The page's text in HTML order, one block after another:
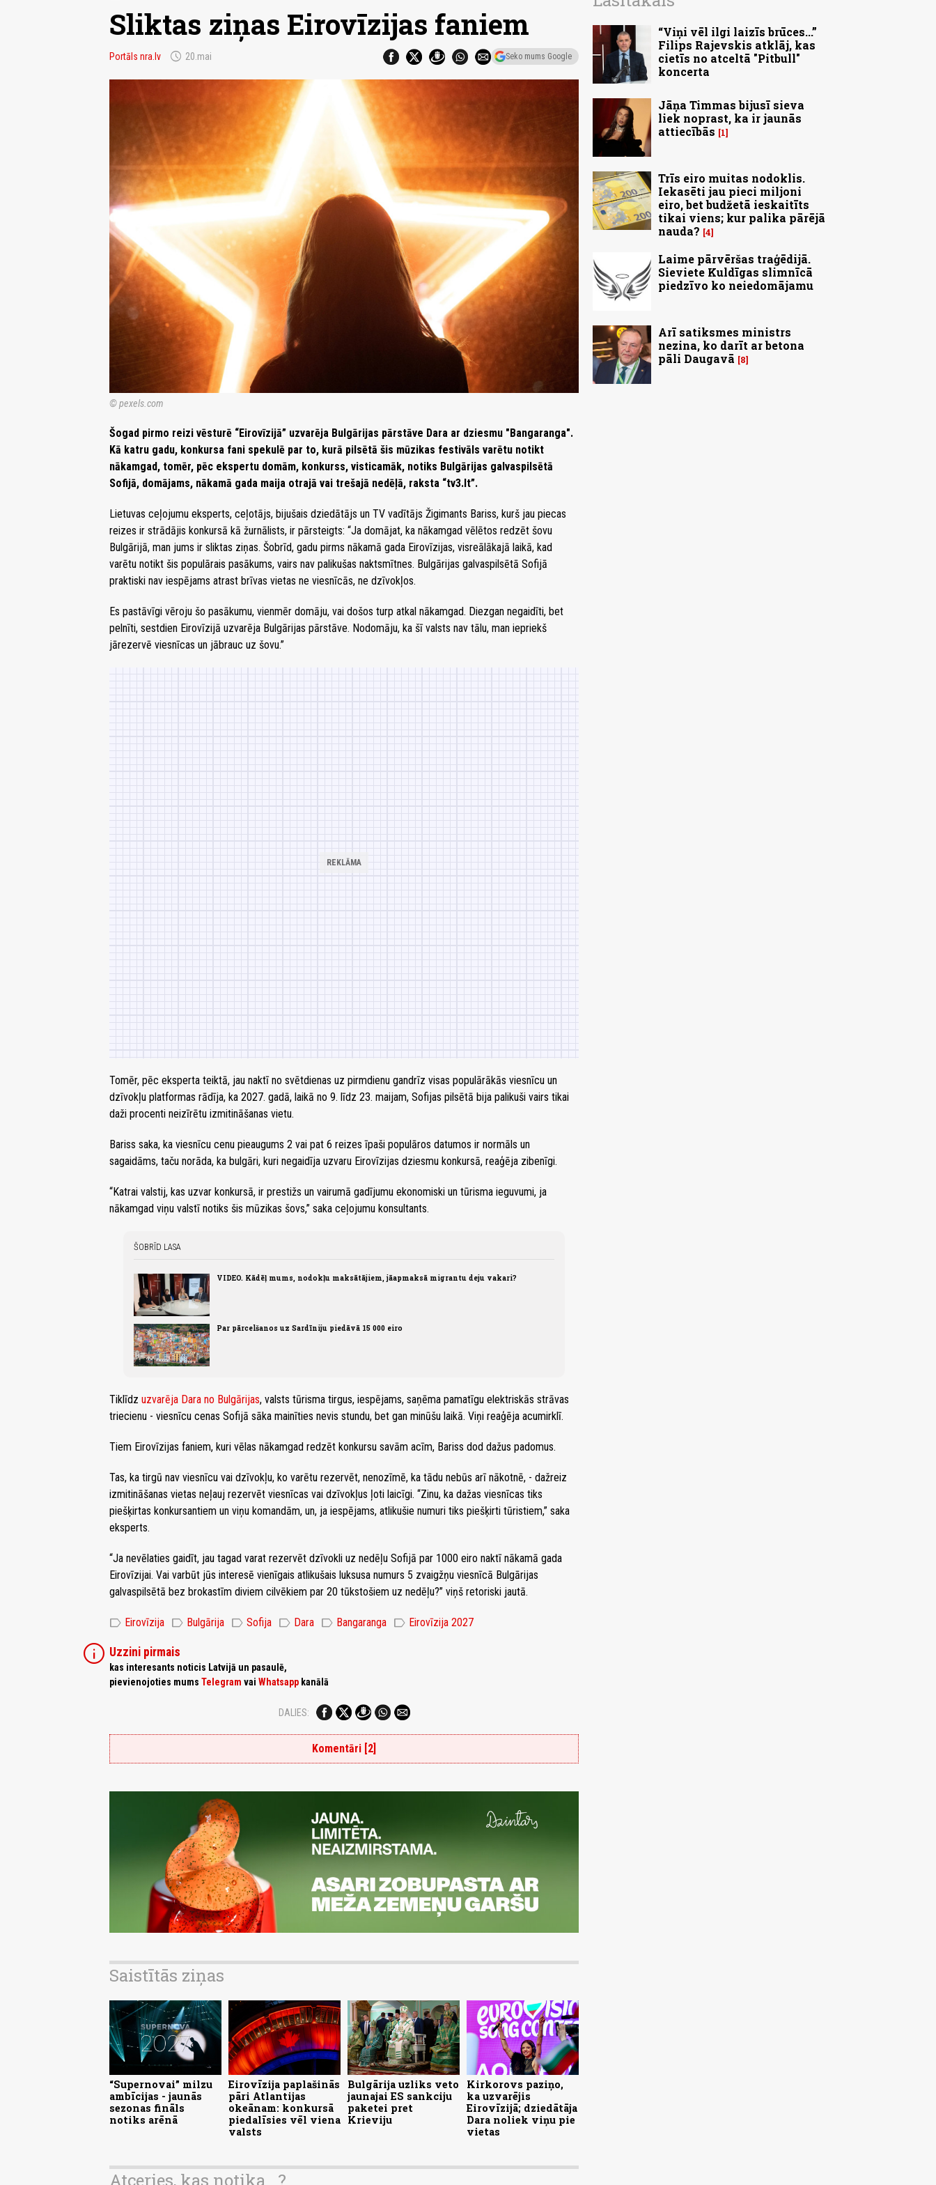
Sliktas ziņas Eirovīzijas faniem
Portāls nra.lv schedule 20.mai Seko mums Google
© pexels.com
Šogad pirmo reizi vēsturē “Eirovīzijā” uzvarēja Bulgārijas pārstāve Dara ar dziesmu "Bangaranga".
Kā katru gadu, konkursa fani spekulē par to, kurā pilsētā šis mūzikas festivāls varētu notikt
nākamgad, tomēr, pēc ekspertu domām, konkurss, visticamāk, notiks Bulgārijas galvaspilsētā
Sofijā, domājams, nākamā gada maija otrajā vai trešajā nedēļā, raksta “tv3.lt”.
Lietuvas ceļojumu eksperts, ceļotājs, bijušais dziedātājs un TV vadītājs Žigimants Bariss, kurš jau piecas
reizes ir strādājis konkursā kā žurnālists, ir pārsteigts: “Ja domājat, ka nākamgad vēlētos redzēt šovu
Bulgārijā, man jums ir sliktas ziņas. Šobrīd, gadu pirms nākamā gada Eirovīzijas, visreālākajā laikā, kad
varētu notikt šis populārais pasākums, vairs nav palikušas naktsmītnes. Bulgārijas galvaspilsētā Sofijā
praktiski nav iespējams atrast brīvas vietas ne viesnīcās, ne dzīvokļos.
Es pastāvīgi vēroju šo pasākumu, vienmēr domāju, vai došos turp atkal nākamgad. Diezgan negaidīti, bet
pelnīti, sestdien Eirovīzijā uzvarēja Bulgārijas pārstāve. Nodomāju, ka šī valsts nav tālu, man iepriekš
jārezervē viesnīcas un jābrauc uz šovu.”
Tomēr, pēc eksperta teiktā, jau naktī no svētdienas uz pirmdienu gandrīz visas populārākās viesnīcu un
dzīvokļu platformas rādīja, ka 2027. gadā, laikā no 9. līdz 23. maijam, Sofijas pilsētā bija palikuši vairs tikai
daži procenti neizīrētu izmitināšanas vietu.
Bariss saka, ka viesnīcu cenu pieaugums 2 vai pat 6 reizes īpaši populāros datumos ir normāls un
sagaidāms, taču norāda, ka bulgāri, kuri negaidīja uzvaru Eirovīzijas dziesmu konkursā, reaģēja zibenīgi.
“Katrai valstij, kas uzvar konkursā, ir prestižs un vairumā gadījumu ekonomiski un tūrisma ieguvumi, ja
nākamgad viņu valstī notiks šis mūzikas šovs,” saka ceļojumu konsultants.
ŠOBRĪD LASA
VIDEO. Kādēļ mums, nodokļu maksātājiem, jāapmaksā migrantu deju vakari?
Par pārcelšanos uz Sardīniju piedāvā 15 000 eiro
Tiklīdz uzvarēja Dara no Bulgārijas, valsts tūrisma tirgus, iespējams, saņēma pamatīgu elektriskās strāvas
triecienu - viesnīcu cenas Sofijā sāka mainīties nevis stundu, bet gan minūšu laikā. Viņi reaģēja acumirklī.
Tiem Eirovīzijas faniem, kuri vēlas nākamgad redzēt konkursu savām acīm, Bariss dod dažus padomus.
Tas, ka tirgū nav viesnīcu vai dzīvokļu, ko varētu rezervēt, nenozīmē, ka tādu nebūs arī nākotnē, - dažreiz
izmitināšanas vietas neļauj rezervēt viesnīcas vai dzīvokļus ļoti laicīgi. “Zinu, ka dažas viesnīcas tiks
piešķirtas konkursantiem un viņu komandām, un, ja iespējams, atlikušie numuri tiks piešķirti tūristiem,” saka
eksperts.
“Ja nevēlaties gaidīt, jau tagad varat rezervēt dzīvokli uz nedēļu Sofijā par 1000 eiro naktī nākamā gada
Eirovīzijai. Vai varbūt jūs interesē vienīgais atlikušais luksusa numurs 5 zvaigžņu viesnīcā Bulgārijas
galvaspilsētā bez brokastīm diviem cilvēkiem par 20 tūkstošiem uz nedēļu?” viņš retoriski jautā.
label Eirovīzija label Bulgārija label Sofija label Dara label Bangaranga label Eirovīzija 2027
info Uzzini pirmais
kas interesants noticis Latvijā un pasaulē,
pievienojoties mums Telegram vai Whatsapp kanālā
DALIES:
Komentāri [2]
Saistītās ziņas
“Supernovai” milzu
ambīcijas - jaunās
sezonas fināls
notiks arēnā
Eirovīzija paplašinās
pāri Atlantijas
okeānam: konkursā
piedalīsies vēl viena
valsts
Bulgārija uzliks veto
jaunajai ES sankciju
paketei pret
Krieviju
Kirkorovs paziņo,
ka uzvarējis
Eirovīzijā; dziedātāja
Dara noliek viņu pie
vietas
Atceries, kas notika...?
“Viņi vēl ilgi laizīs brūces...”
Filips Rajevskis atklāj, kas
cietīs no atceltā "Pitbull"
koncerta
Jāņa Timmas bijusī sieva
liek noprast, ka ir jaunās
attiecībās
1
Trīs eiro muitas nodoklis.
Iekasēti jau pieci miljoni
eiro, bet budžetā ieskaitīts
tikai viens; kur palika pārējā
nauda? 4
Laime pārvēršas traģēdijā.
Sieviete Kuldīgas slimnīcā
piedzīvo ko neiedomājamu
Arī satiksmes ministrs
nezina, ko darīt ar betona
pāli Daugavā
8